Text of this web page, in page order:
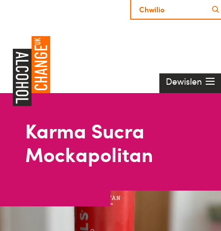
Dewislen
Karma Sucra
Mockapolitan